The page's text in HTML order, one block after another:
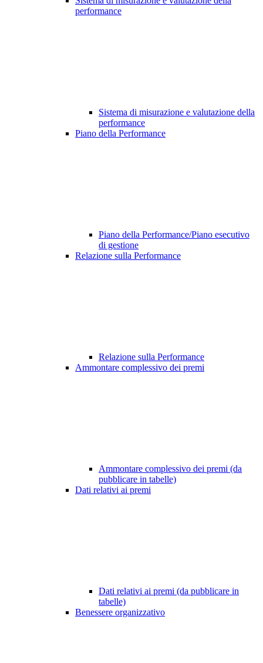
performance
Sistema di misurazione e valutazione della
performance
Piano della Performance
Piano della Performance/Piano esecutivo
di gestione
Relazione sulla Performance
Relazione sulla Performance
Ammontare complessivo dei premi
Ammontare complessivo dei premi (da
pubblicare in tabelle)
Dati relativi ai premi
Dati relativi ai premi (da pubblicare in
tabelle)
Benessere organizzativo